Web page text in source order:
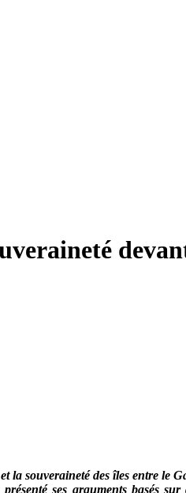
la souveraineté des îles entre le
ses arguments basés